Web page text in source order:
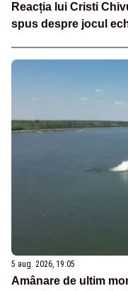
Reacția lui Cristi
spus despre jocul
5 aug. 2026, 19:05
Amânare de ultim